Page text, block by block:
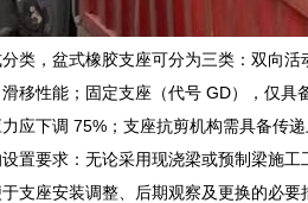
类，盆式橡胶支座可分为三类：双向
移性能；固定支座（代号 GD），仅
应下调 75%；支座抗剪机构需具备传
置要求：无论采用现浇梁或预制梁施
支座安装调整、后期观察及更换的必要